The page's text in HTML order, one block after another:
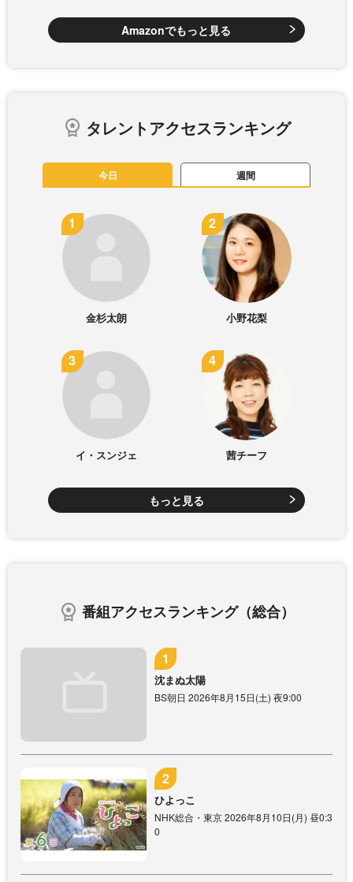
Amazonでもっと見る
タレントアクセスランキング
今日 週間
金杉太朗 小野花梨
イ・スンジェ 茜チーフ
もっと見る
番組アクセスランキング（総合）
沈まぬ太陽
BS朝日 2026年8月15日(土) 夜9:00
ひよっこ
NHK総合・東京 2026年8月10日(月) 昼0:3
0